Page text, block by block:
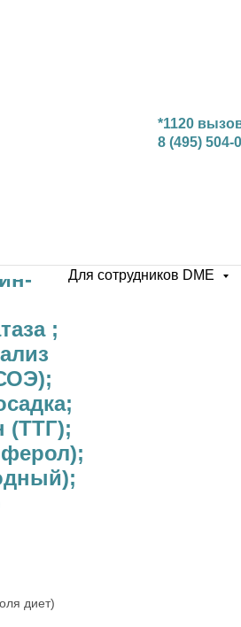
*1120
8 (495) 504-
Для сотрудников DME
;
(ТТГ);
диет)